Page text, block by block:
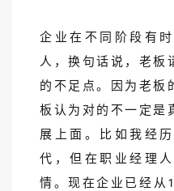
企业在不同阶段有
人，换句话说，老板
的不足点。因为老板
板认为对的不一定是
展上面。比如我经
代，但在职业经理
情。现在企业已经从